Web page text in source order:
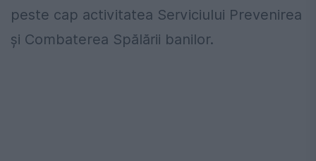
peste cap activitatea Serviciului Prevenirea
şi Combaterea Spălării banilor.